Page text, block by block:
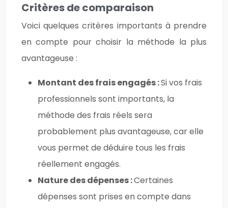
Critères de comparaison
Voici quelques critères importants à prendre
en compte pour choisir la méthode la plus
avantageuse :
Montant des frais engagés :Si vos frais
professionnels sont importants, la
méthode des frais réels sera
probablement plus avantageuse, car elle
vous permet de déduire tous les frais
réellement engagés.
Nature des dépenses :Certaines
dépenses sont prises en compte dans